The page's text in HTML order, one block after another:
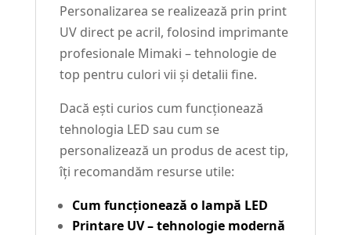
Personalizarea se realizează prin print
UV direct pe acril, folosind imprimante
profesionale Mimaki – tehnologie de
top pentru culori vii și detalii fine.
Dacă ești curios cum funcționează
tehnologia LED sau cum se
personalizează un produs de acest tip,
îți recomandăm resurse utile:
Cum funcționează o lampă LED
Printare UV – tehnologie modernă